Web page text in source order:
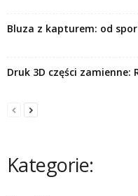
Bluza z kapturem: od
Druk 3D części zamienne:
Kategorie: